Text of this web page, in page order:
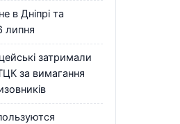
в Дніпрі та
липня
затримали
за вимагання